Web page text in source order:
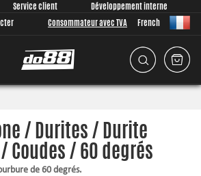
Service client
Développement interne
Consommateur avec TVA French
/ Durites / Durite
Coudes / 60 degrés
de 60 degrés.